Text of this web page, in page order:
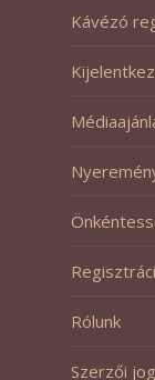
Kávézó
Rólunk
Szerzői